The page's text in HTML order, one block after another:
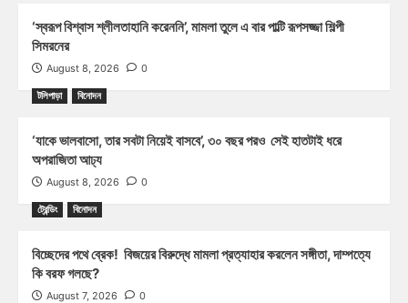
‘স্বরূপ বিশ্বাস শ্লীলতাহানি করেননি’, মামলা তুলে এ বার পাল্টি রূপসজ্জা শিল্পী
সিমরনের
August 8, 2026 0
টলিপাড়া বিনোদন
‘যাকে ভালবাসো, তার সবটা নিয়েই বাসবে’, ৩০ বছর পরও সেই হাতটাই ধরে
অপরাজিতা আঢ্য
August 8, 2026 0
ট্রেন্ডিং বিনোদন
বিচ্ছেদের পথে ব্রেক! বিজয়ের বিরুদ্ধে মামলা প্রত্যাহার করলেন সঙ্গীতা, দাম্পত্যে
কি বরফ গলছে?
August 7, 2026 0